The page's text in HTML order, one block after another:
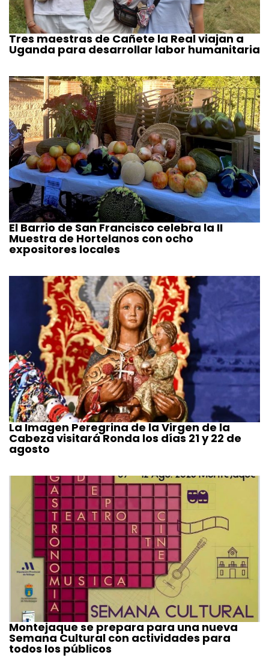
Tres maestras de Cañete la Real viajan a
Uganda para desarrollar labor humanitaria
El Barrio de San Francisco celebra la II
Muestra de Hortelanos con ocho
expositores locales
La Imagen Peregrina de la Virgen de la
Cabeza visitará Ronda los días 21 y 22 de
agosto
Montejaque se prepara para una nueva
Semana Cultural con actividades para
todos los públicos